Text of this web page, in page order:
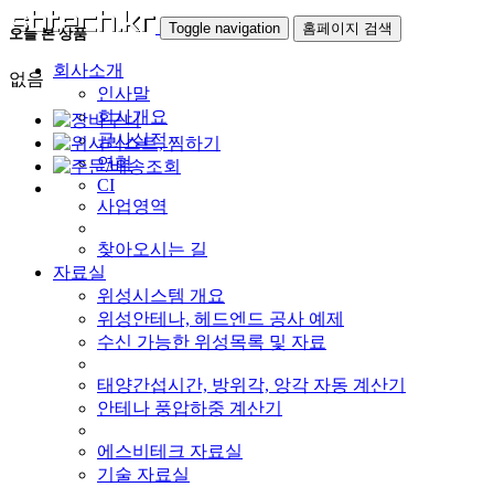
Toggle navigation 홈페이지 검색
회사소개
인사말
회사개요
공사실적
연혁
CI
사업영역
찾아오시는 길
자료실
위성시스템 개요
위성안테나, 헤드엔드 공사 예제
수신 가능한 위성목록 및 자료
태양간섭시간, 방위각, 앙각 자동 계산기
안테나 풍압하중 계산기
에스비테크 자료실
기술 자료실
오늘 본 상품
없음